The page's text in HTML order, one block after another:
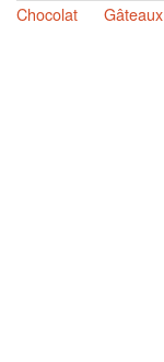
Chocolat
Gâteaux